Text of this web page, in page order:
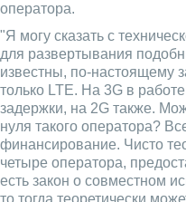
оператора.
"Я могу сказать с
для развертывания
известны, по-настоящему
только LTE. На 3G в работе
задержки, на 2G также.
нуля такого оператора?
финансирование. Чисто
четыре оператора,
есть закон о совместном
то тогда теоретически